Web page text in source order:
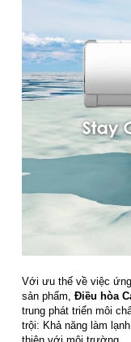
Với ưu thế về việc
sản phẩm, Điều hòa
trung phát triển môi
trội: Khả năng làm